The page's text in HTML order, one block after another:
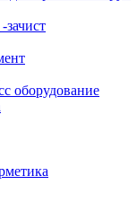
оборудование